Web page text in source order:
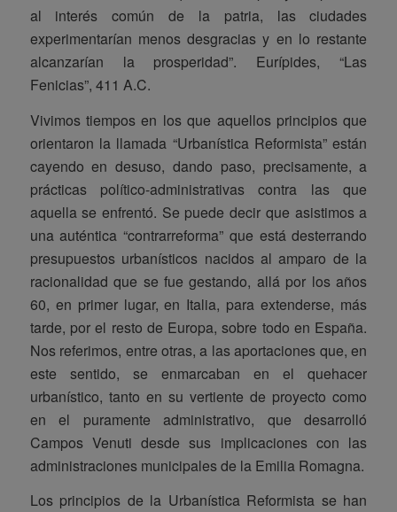
al interés común de la patria, las ciudades
experimentarían menos desgracias y en lo restante
alcanzarían la prosperidad”. Eurípides, “Las
Fenicias”, 411 A.C.
Vivimos tiempos en los que aquellos principios que
orientaron la llamada “Urbanística Reformista” están
cayendo en desuso, dando paso, precisamente, a
prácticas político-administrativas contra las que
aquella se enfrentó. Se puede decir que asistimos a
una auténtica “contrarreforma” que está desterrando
presupuestos urbanísticos nacidos al amparo de la
racionalidad que se fue gestando, allá por los años
60, en primer lugar, en Italia, para extenderse, más
tarde, por el resto de Europa, sobre todo en España.
Nos referimos, entre otras, a las aportaciones que, en
este sentido, se enmarcaban en el quehacer
urbanístico, tanto en su vertiente de proyecto como
en el puramente administrativo, que desarrolló
Campos Venuti desde sus implicaciones con las
administraciones municipales de la Emilia Romagna.
Los principios de la Urbanística Reformista se han